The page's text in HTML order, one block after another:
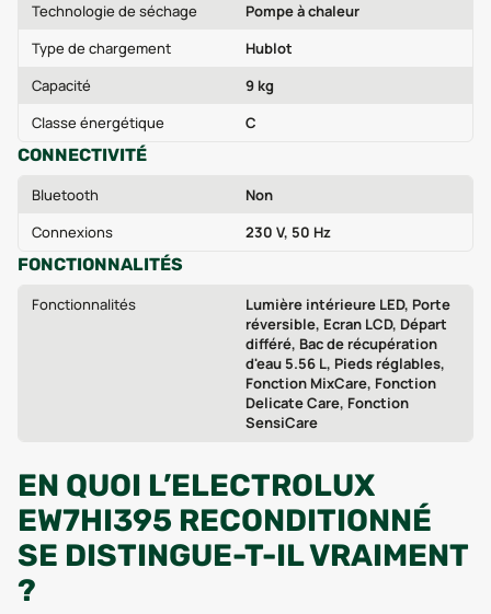
Technologie de séchage
Pompe à chaleur
Type de chargement
Hublot
Capacité
9 kg
Classe énergétique
C
CONNECTIVITÉ
Bluetooth
Non
Connexions
230 V, 50 Hz
FONCTIONNALITÉS
Fonctionnalités
Lumière intérieure LED, Porte
réversible, Ecran LCD, Départ
différé, Bac de récupération
d'eau 5.56 L, Pieds réglables,
Fonction MixCare, Fonction
Delicate Care, Fonction
SensiCare
EN QUOI L’ELECTROLUX
EW7HI395 RECONDITIONNÉ
SE DISTINGUE-T-IL VRAIMENT
?